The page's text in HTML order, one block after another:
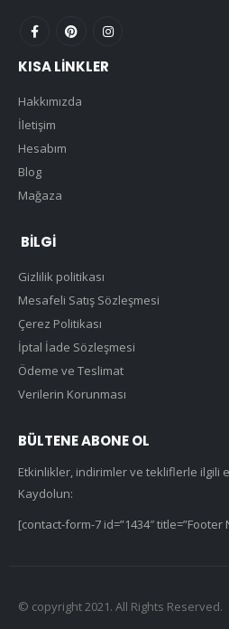
KISA LINKLER
Hakkımızda
İletişim
Hesabım
Blog
Mağaza
BILGI
Gizlilik politikası
Mesafeli Satış Sözleşmesi
Çerez Politikası
İptal İade Sözleşmesi
Ödeme ve Teslimat
Verilerin Korunması
BÜLTENE ABONE OL
Etkinlikler, indirimler ve tekliflerle ilgili
Kaydolun:
[contact-form-7 id=”1434″ title=”Footer
© copyright 2021. All Rights Reserved.